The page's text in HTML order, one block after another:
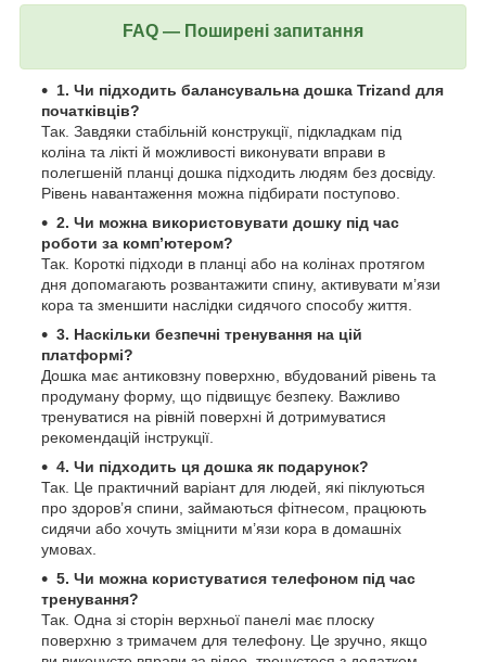
FAQ — Поширені запитання
1. Чи підходить балансувальна дошка Trizand для
початківців?
Так. Завдяки стабільній конструкції, підкладкам під
коліна та лікті й можливості виконувати вправи в
полегшеній планці дошка підходить людям без досвіду.
Рівень навантаження можна підбирати поступово.
2. Чи можна використовувати дошку під час
роботи за комп’ютером?
Так. Короткі підходи в планці або на колінах протягом
дня допомагають розвантажити спину, активувати м’язи
кора та зменшити наслідки сидячого способу життя.
3. Наскільки безпечні тренування на цій
платформі?
Дошка має антиковзну поверхню, вбудований рівень та
продуману форму, що підвищує безпеку. Важливо
тренуватися на рівній поверхні й дотримуватися
рекомендацій інструкції.
4. Чи підходить ця дошка як подарунок?
Так. Це практичний варіант для людей, які піклуються
про здоров’я спини, займаються фітнесом, працюють
сидячи або хочуть зміцнити м’язи кора в домашніх
умовах.
5. Чи можна користуватися телефоном під час
тренування?
Так. Одна зі сторін верхньої панелі має плоску
поверхню з тримачем для телефону. Це зручно, якщо